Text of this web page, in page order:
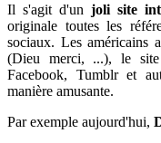
Il s'agit d'unjoli site
originale toutes les
sociaux. Les américains
(Dieu merci, ...), le site
Facebook, Tumblr et
manière amusante.
Par exemple aujourd'hui,